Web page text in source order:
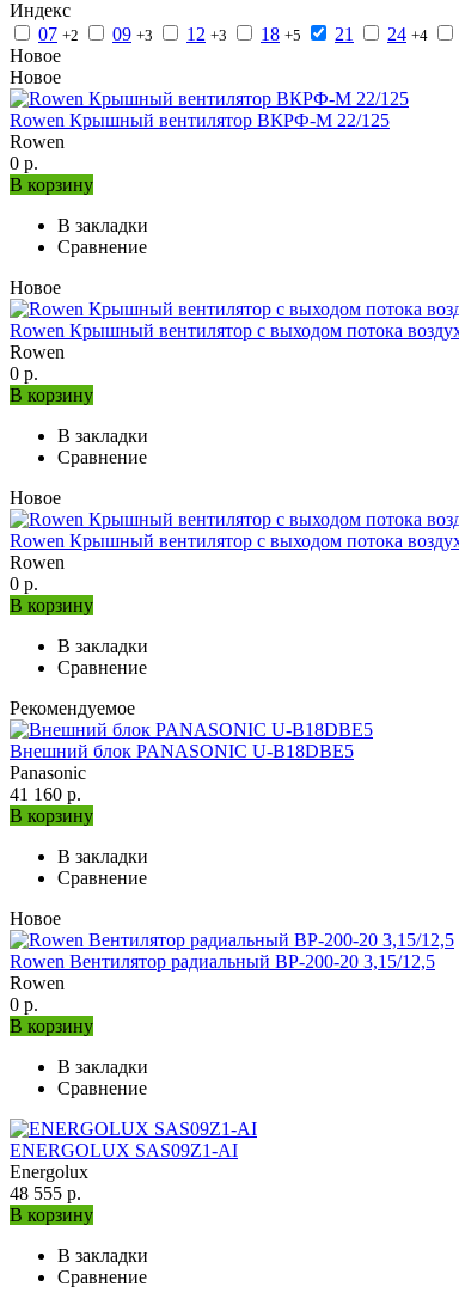
Индекс
07 +2 09 +3 12 +3 18 +5 21 24 +4
Новое
Новое
Rowen Крышный вентилятор ВКРФ-М 22/125
Rowen
0 р.
В корзину
В закладки
Сравнение
Новое
Rowen Крышный вентилятор с выходом потока
Rowen
0 р.
В корзину
В закладки
Сравнение
Новое
Rowen Крышный вентилятор с выходом потока
Rowen
0 р.
В корзину
В закладки
Сравнение
Рекомендуемое
Внешний блок PANASONIC U-B18DBE5
Panasonic
41 160 р.
В корзину
В закладки
Сравнение
Новое
Rowen Вентилятор радиальный ВР-200-20 3,15/12,5
Rowen
0 р.
В корзину
В закладки
Сравнение
ENERGOLUX SAS09Z1-AI
Energolux
48 555 р.
В корзину
В закладки
Сравнение